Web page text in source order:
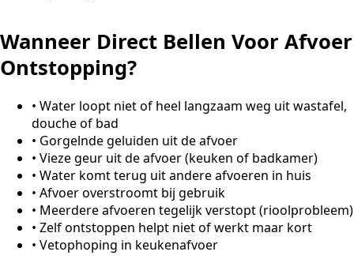
Wanneer Direct Bellen Voor Afvoer
Ontstopping?
• Water loopt niet of heel langzaam weg uit wastafel,
douche of bad
• Gorgelnde geluiden uit de afvoer
• Vieze geur uit de afvoer (keuken of badkamer)
• Water komt terug uit andere afvoeren in huis
• Afvoer overstroomt bij gebruik
• Meerdere afvoeren tegelijk verstopt (rioolprobleem)
• Zelf ontstoppen helpt niet of werkt maar kort
• Vetophoping in keukenafvoer